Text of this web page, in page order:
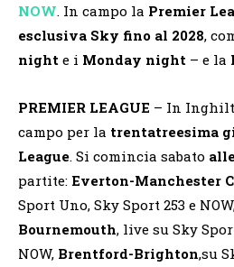
NOW. In campo la Premier
esclusiva Sky fino al 2028,
night e i Monday night – e la
PREMIER LEAGUE – In
campo per la trentatreesima
League. Si comincia sabato
partite: Everton-Manchester
Sport Uno, Sky Sport 253 e
Bournemouth, live su Sky
NOW, Brentford-Brighton,su